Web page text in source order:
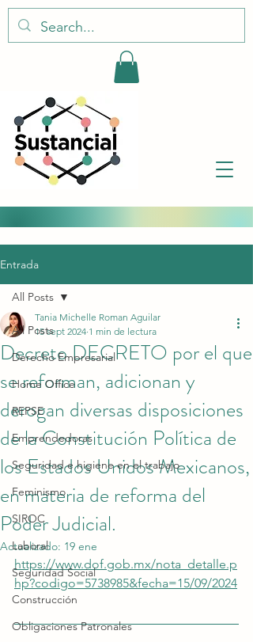
Entrada
All Posts
Derecho Empresarial
Home Office
REPSE
Emprendedoras
Seguridad e higiene en el trabajo
Feminismo
SIROC
Laboral
Seguridad Social
Construcción
Obligaciones Patronales
All Posts
Decreto DECRETO por el que
se reforman, adicionan y
derogan diversas disposiciones
de la Constitución Política de
los Estados Unidos Mexicanos,
en materia de reforma del
Poder Judicial.
Tania Michelle Roman Aguilar
15 sept 2024 1 min de lectura
Actualizado: 19 ene
https://www.dof.gob.mx/nota_detalle.p
hp?codigo=5738985&fecha=15/09/2024